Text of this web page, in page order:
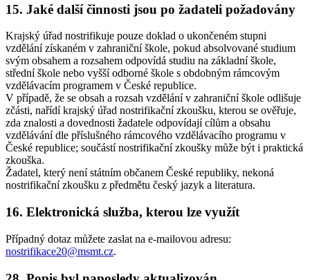
15. Jaké další činnosti jsou po žadateli požadovány
Krajský úřad nostrifikuje pouze doklad o ukončeném stupni
vzdělání získaném v zahraniční škole, pokud absolvované studium
svým obsahem a rozsahem odpovídá studiu na základní škole,
střední škole nebo vyšší odborné škole s obdobným rámcovým
vzdělávacím programem v České republice.
V případě, že se obsah a rozsah vzdělání v zahraniční škole odlišuje
zčásti, nařídí krajský úřad nostrifikační zkoušku, kterou se ověřuje,
zda znalosti a dovednosti žadatele odpovídají cílům a obsahu
vzdělávání dle příslušného rámcového vzdělávacího programu v
České republice; součástí nostrifikační zkoušky může být i praktická
zkouška.
Žadatel, který není státním občanem České republiky, nekoná
nostrifikační zkoušku z předmětu český jazyk a literatura.
16. Elektronická služba, kterou lze využít
Případný dotaz můžete zaslat na e-mailovou adresu:
nostrifikace20@msmt.cz.